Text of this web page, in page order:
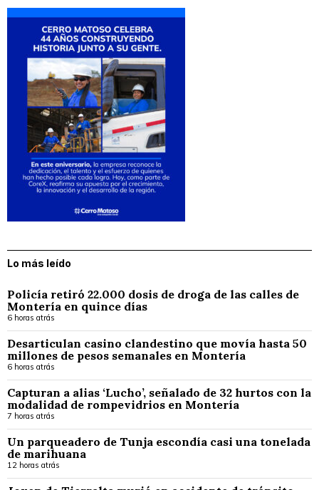
Lo más leído
Policía retiró 22.000 dosis de droga de las calles de
Montería en quince días
6 horas atrás
Desarticulan casino clandestino que movía hasta 50
millones de pesos semanales en Montería
6 horas atrás
Capturan a alias ‘Lucho’, señalado de 32 hurtos con la
modalidad de rompevidrios en Montería
7 horas atrás
Un parqueadero de Tunja escondía casi una tonelada
de marihuana
12 horas atrás